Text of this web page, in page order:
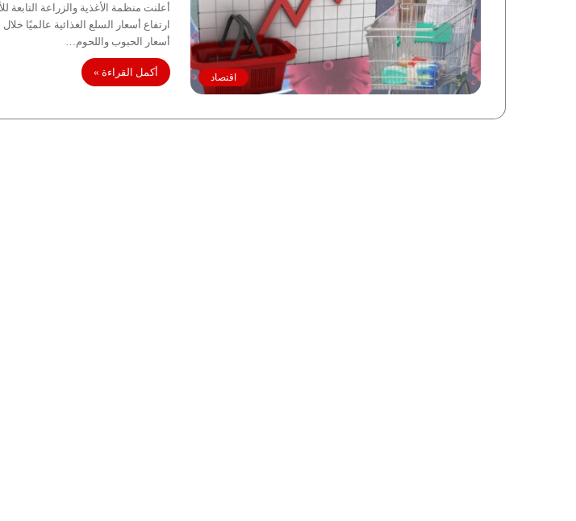
اقتصاد
أعلنت منظمة الأغذية والزراعة التابعة
ارتفاع أسعار السلع الغذائية عالميًا
أسعار الحبوب واللحوم…
أكمل القراءة »